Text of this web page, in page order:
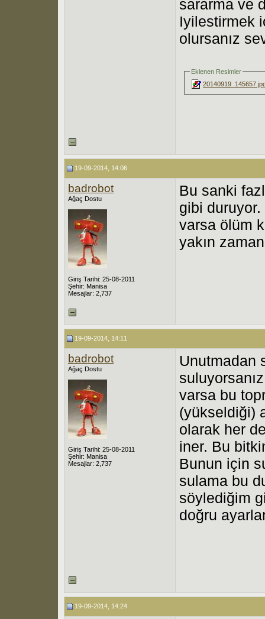
sararma ve
Iyilestirmek
olursanız
Eklenen Resimler
19-09-2014, 14:06
badrobot
Ağaç Dostu
Giriş Tarihi: 25-08-2011
Şehir: Manisa
Mesajlar: 2,737
Bu sanki
gibi
varsa ölüm
yakın
19-09-2014, 14:11
badrobot
Ağaç Dostu
Giriş Tarihi: 25-08-2011
Şehir: Manisa
Mesajlar: 2,737
Unutmadan
varsa bu
(yükseldiği)
olarak her
iner. Bu
Bunun için
sulama bu
söylediğim
doğru
19-09-2014, 14:24